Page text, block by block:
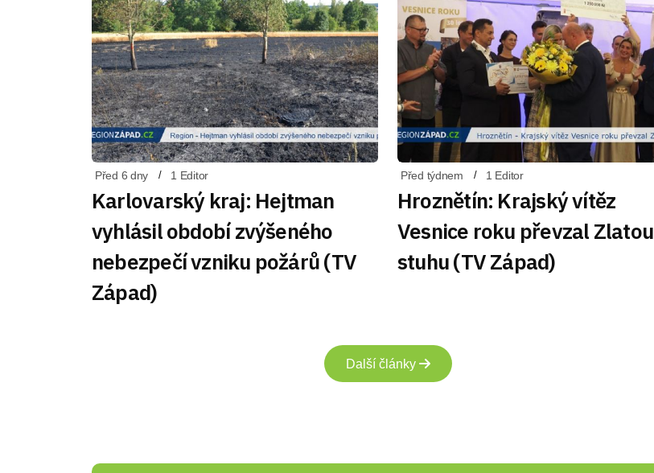
Před 6 dny 1 Editor
Karlovarský kraj: Hejtman
vyhlásil období zvýšeného
nebezpečí vzniku požárů (TV
Západ)
Před týdnem 1 Editor
Hroznětín: Krajský vítěz
Vesnice roku převzal Zlatou
stuhu (TV Západ)
Další články